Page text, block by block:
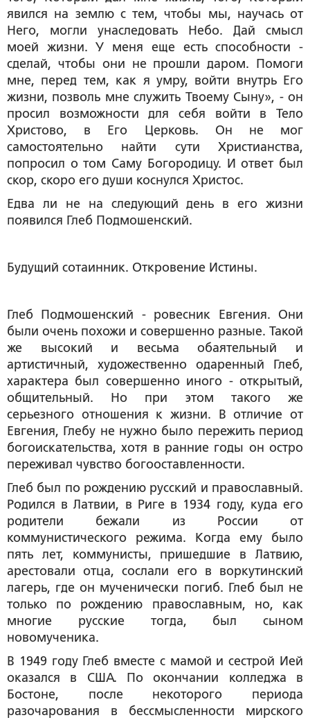
явился на землю с тем, чтобы мы, научась от
Него, могли унаследовать Небо. Дай смысл
моей жизни. У меня еще есть способности -
сделай, чтобы они не прошли даром. Помоги
мне, перед тем, как я умру, войти внутрь Его
жизни, позволь мне служить Твоему Сыну», - он
просил возможности для себя войти в Тело
Христово, в Его Церковь. Он не мог
самостоятельно найти сути Христианства,
попросил о том Саму Богородицу. И ответ был
скор, скоро его души коснулся Христос.
Едва ли не на следующий день в его жизни
появился Глеб Подмошенский.
Будущий сотаинник. Откровение Истины.
Глеб Подмошенский - ровесник Евгения. Они
были очень похожи и совершенно разные. Такой
же высокий и весьма обаятельный и
артистичный, художественно одаренный Глеб,
характера был совершенно иного - открытый,
общительный. Но при этом такого же
серьезного отношения к жизни. В отличие от
Евгения, Глебу не нужно было пережить период
богоискательства, хотя в ранние годы он остро
переживал чувство богооставленности.
Глеб был по рождению русский и православный.
Родился в Латвии, в Риге в 1934 году, куда его
родители бежали из России от
коммунистического режима. Когда ему было
пять лет, коммунисты, пришедшие в Латвию,
арестовали отца, сослали его в воркутинский
лагерь, где он мученически погиб. Глеб был не
только по рождению православным, но, как
многие русские тогда, был сыном
новомученика.
В 1949 году Глеб вместе с мамой и сестрой Ией
оказался в США. По окончании колледжа в
Бостоне, после некоторого периода
разочарования в бессмысленности мирского